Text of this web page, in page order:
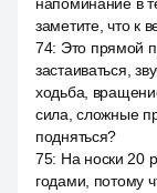
заметите, что к
74: Это прямой
застаиваться,
ходьба,
сила, сложные
подняться?
75: На носки 20
годами, потому